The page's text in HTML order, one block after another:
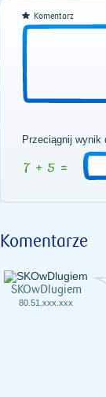
Komentarz
Przeciągnij wynik
Komentarze
SKOwDlugiem
80.51.xxx.xxx